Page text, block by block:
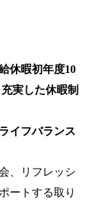
休暇初年度10
実した休暇制
イフバランス
、リフレッシ
ートする取り